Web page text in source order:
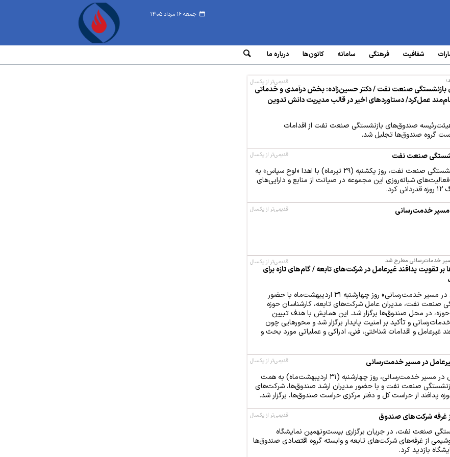
جمعه ۱۶ مرداد ۱۴۰۵
شفافیت فرهنگی سامانه‌ کانون‌ها درباره ما
بازنشستگی صنعت نفت / دکتر حسین‌زاده: بخش درآمدی و خدماتی
طول جنگ ۱۲روزه نظام‌مند عمل‌کرد/ دستاوردهای اخیر در قالب مدیریت دانش تدوین
صندوق‌های بازنشستگی صنعت نفت از اقدامات
گروه صندوق‌ها تجلیل شد.
قدیمی‌تر از یکسال
صنعت نفت
رئیس‌ هیئت‌رئیسه صندوق‌های بازنشستگی صنعت نفت، روز یکشنبه (۲۹ تیرماه) با اهدا «لوح سپاس» به
شبانه‌روزی این مجموعه در صیانت از منابع و دارایی‌های
قدیمی‌تر از یکسال
مسیر خدمت‌رسانی قدیمی‌تر از یکسال
خدمات‌رسانی مطرح شد
تقویت پدافند غیرعامل در شرکت‌های تابعه / گام‌های تازه برای
نخستین همایش «پدافند غیرعامل در مسیر خدمت‌رسانی» روز چهارشنبه ۳۱ اردیبهشت‌ماه با حضور
صنعت نفت، مدیران عامل شرکت‌های تابعه، کارشناسان حوزه
در محل صندوق‌ها برگزار شد. این همایش با هدف تبیین
و تأکید بر امنیت پایدار برگزار شد و محورهایی چون
غیرعامل و اقدامات شناختی، فنی، ادراکی و عملیاتی مورد بحث و
قدیمی‌تر از یکسال
در مسیر خدمت‌رسانی
نخستین گردهمایی پدافند غیرعامل در مسیر خدمت‌رسانی، روز چهارشنبه (۳۱ اردیبهشت‌ماه) به همت
صنعت نفت و با حضور مدیران ارشد صندوق‌ها، شرکت‌های
پدافند از حراست کل و دفتر مرکزی حراست صندوق‌ها، برگزار شد.
قدیمی‌تر از یکسال
غرفه‌ شرکت‌های صندوق
صنعت نفت، در جریان برگزاری بیست‌ونهمین نمایشگاه
از غرفه‌های شرکت‌های تابعه و وابسته گروه اقتصادی صندوق‌ها
بازدید کرد.
قدیمی‌تر از یکسال